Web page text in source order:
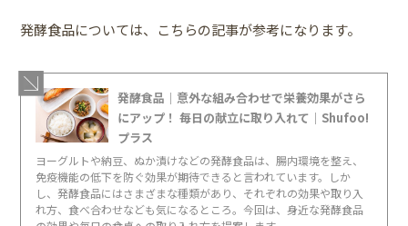
発酵食品については、こちらの記事が参考になります。
発酵食品｜意外な組み合わせで栄養効果がさら
にアップ！ 毎日の献立に取り入れて｜Shufoo!
プラス
ヨーグルトや納豆、ぬか漬けなどの発酵食品は、腸内環境を整え、
免疫機能の低下を防ぐ効果が期待できると言われています。しか
し、発酵食品にはさまざまな種類があり、それぞれの効果や取り入
れ方、食べ合わせなども気になるところ。今回は、身近な発酵食品